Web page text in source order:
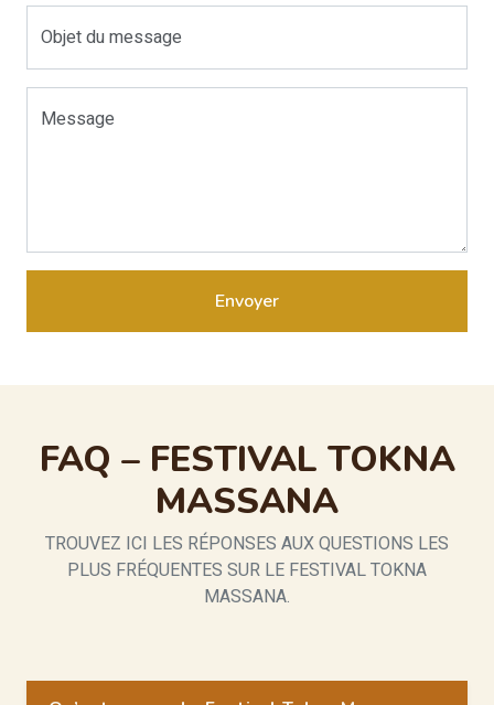
Objet du message
Message
Envoyer
FAQ – FESTIVAL TOKNA
MASSANA
TROUVEZ ICI LES RÉPONSES AUX QUESTIONS LES
PLUS FRÉQUENTES SUR LE FESTIVAL TOKNA
MASSANA.